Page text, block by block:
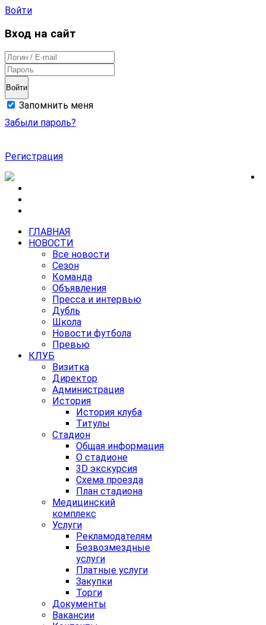
Войти
Вход на сайт
Войти
Запомнить меня
Забыли пароль?
Регистрация
ГЛАВНАЯ
НОВОСТИ
Все новости
Сезон
Команда
Объявления
Пресса и интервью
Дубль
Школа
Новости футбола
Превью
КЛУБ
Визитка
Директор
Администрация
История
История клуба
Титулы
Стадион
Общая информация
О стадионе
3D экскурсия
Схема проезда
План стадиона
Медицинский
комплекс
Услуги
Рекламодателям
Безвозмездные
услуги
Платные услуги
Закупки
Торги
Документы
Вакансии